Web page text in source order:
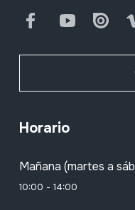
FacebookYoutube
Horario
Mañana (martes a
10:00 - 14:00